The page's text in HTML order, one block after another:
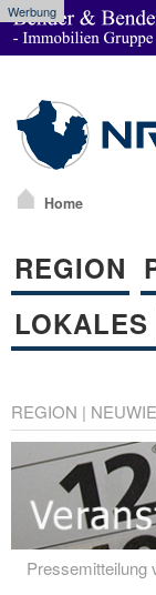
Werbung
Home
REGION
LOKALES
REGION |